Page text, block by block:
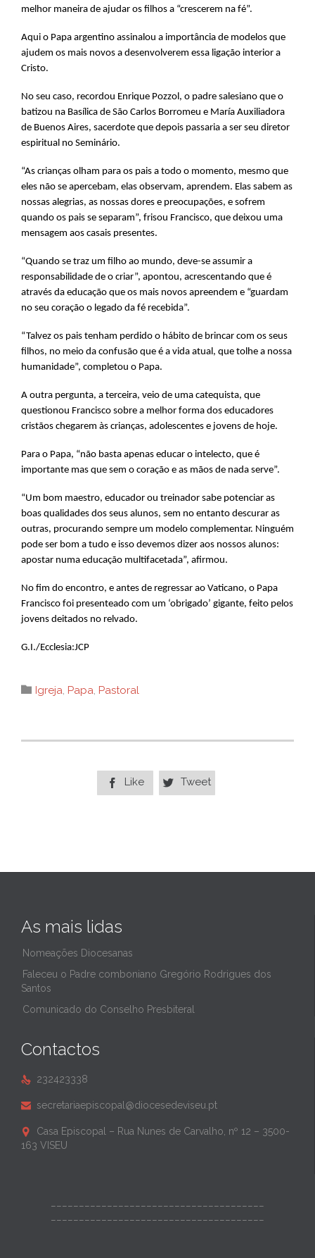
melhor maneira de ajudar os filhos a “crescerem na fé”.
Aqui o Papa argentino assinalou a importância de modelos que
ajudem os mais novos a desenvolverem essa ligação interior a
Cristo.
No seu caso, recordou Enrique Pozzol, o padre salesiano que o
batizou na Basílica de São Carlos Borromeu e María Auxiliadora
de Buenos Aires, sacerdote que depois passaria a ser seu diretor
espiritual no Seminário.
“As crianças olham para os pais a todo o momento, mesmo que
eles não se apercebam, elas observam, aprendem. Elas sabem as
nossas alegrias, as nossas dores e preocupações, e sofrem
quando os pais se separam”, frisou Francisco, que deixou uma
mensagem aos casais presentes.
“Quando se traz um filho ao mundo, deve-se assumir a
responsabilidade de o criar”, apontou, acrescentando que é
através da educação que os mais novos apreendem e “guardam
no seu coração o legado da fé recebida”.
“Talvez os pais tenham perdido o hábito de brincar com os seus
filhos, no meio da confusão que é a vida atual, que tolhe a nossa
humanidade”, completou o Papa.
A outra pergunta, a terceira, veio de uma catequista, que
questionou Francisco sobre a melhor forma dos educadores
cristãos chegarem às crianças, adolescentes e jovens de hoje.
Para o Papa, “não basta apenas educar o intelecto, que é
importante mas que sem o coração e as mãos de nada serve”.
“Um bom maestro, educador ou treinador sabe potenciar as
boas qualidades dos seus alunos, sem no entanto descurar as
outras, procurando sempre um modelo complementar. Ninguém
pode ser bom a tudo e isso devemos dizer aos nossos alunos:
apostar numa educação multifacetada”, afirmou.
No fim do encontro, e antes de regressar ao Vaticano, o Papa
Francisco foi presenteado com um ‘obrigado’ gigante, feito pelos
jovens deitados no relvado.
G.I./Ecclesia:JCP
 Category
Igreja, Papa, Pastoral
 Like  Tweet
As mais lidas
Nomeações Diocesanas
Faleceu o Padre comboniano Gregório Rodrigues dos
Santos
Comunicado do Conselho Presbiteral
Contactos
 232423338
 secretariaepiscopal@diocesedeviseu.pt

Casa Episcopal – Rua Nunes de Carvalho, nº 12 – 3500-
163 VISEU